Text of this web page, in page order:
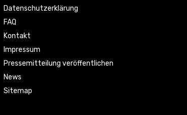
Datenschutzerklärung
FAQ
Kontakt
Impressum
Pressemitteilung veröffentlichen
News
Sitemap